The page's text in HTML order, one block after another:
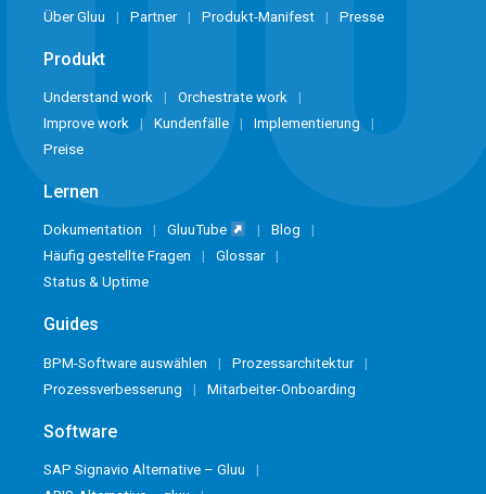
Über Gluu Partner Produkt-Manifest Presse
Produkt
Understand work
Orchestrate work
Improve work
Kundenfälle
Implementierung
Preise
Lernen
Dokumentation GluuTube
Blog
Häufig gestellte Fragen
Glossar
Status & Uptime
Guides
BPM-Software auswählen
Prozessarchitektur
Prozessverbesserung
Mitarbeiter-Onboarding
Software
SAP Signavio Alternative – Gluu